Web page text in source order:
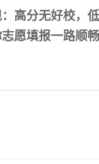
高分无好校，
愿填报一路顺畅